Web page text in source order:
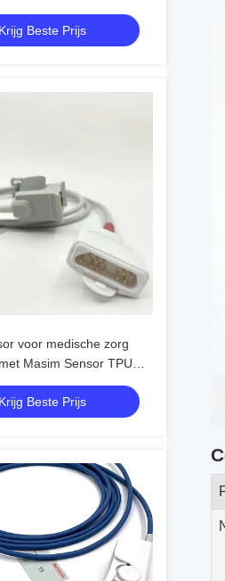
Krijg Beste Prijs
voor medische zorg
Masim Sensor TPU
sonde Type
modellen
Krijg Beste Prijs